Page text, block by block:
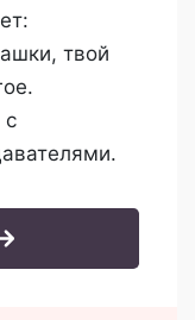
твой
с